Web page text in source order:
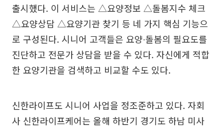
출시했다. 이 서비스는 △요양정보 △돌봄지수 체크
△요양상담 △요양기관 찾기 등 네 가지 핵심 기능으
로 구성된다. 시니어 고객들은 요양∙돌봄의 필요도를
진단하고 전문가 상담을 받을 수 있다. 자신에게 적합
한 요양기관을 검색하고 비교할 수도 있다.
신한라이프도 시니어 사업을 정조준하고 있다. 자회
사 신한라이프케어는 올해 하반기 경기도 하남 미사